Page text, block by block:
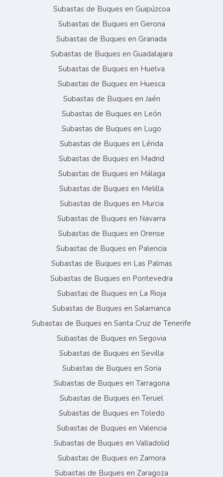
Subastas de Buques en Guipúzcoa
Subastas de Buques en Gerona
Subastas de Buques en Granada
Subastas de Buques en Guadalajara
Subastas de Buques en Huelva
Subastas de Buques en Huesca
Subastas de Buques en Jaén
Subastas de Buques en León
Subastas de Buques en Lugo
Subastas de Buques en Lérida
Subastas de Buques en Madrid
Subastas de Buques en Málaga
Subastas de Buques en Melilla
Subastas de Buques en Murcia
Subastas de Buques en Navarra
Subastas de Buques en Orense
Subastas de Buques en Palencia
Subastas de Buques en Las Palmas
Subastas de Buques en Pontevedra
Subastas de Buques en La Rioja
Subastas de Buques en Salamanca
Subastas de Buques en Santa Cruz de Tenerife
Subastas de Buques en Segovia
Subastas de Buques en Sevilla
Subastas de Buques en Soria
Subastas de Buques en Tarragona
Subastas de Buques en Teruel
Subastas de Buques en Toledo
Subastas de Buques en Valencia
Subastas de Buques en Valladolid
Subastas de Buques en Zamora
Subastas de Buques en Zaragoza